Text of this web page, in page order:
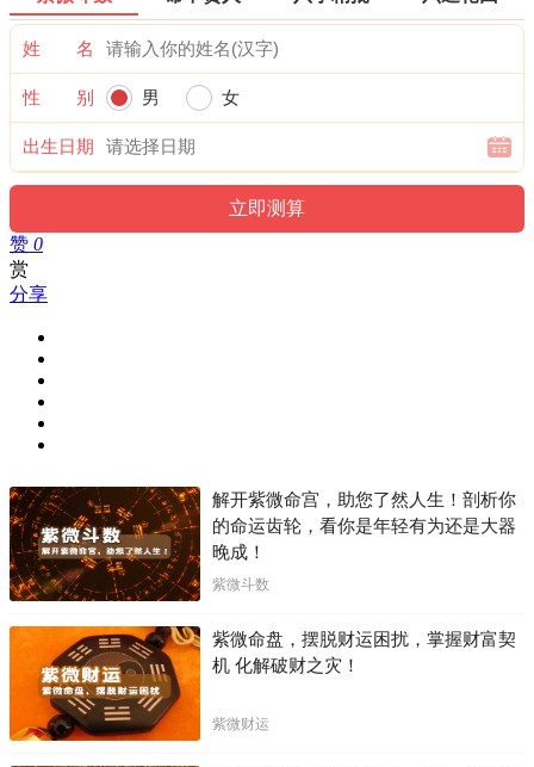
姓 名
性 别 男 女
出生日期
赞 0
赏
分享
解开紫微命宫，助您了然人生！剖析你
的命运齿轮，看你是年轻有为还是大器
晚成！
紫微斗数
紫微命盘，摆脱财运困扰，掌握财富契
机 化解破财之灾！
紫微财运